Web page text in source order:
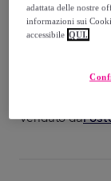
Recupero del
vedi le
Venduto da
adattata delle nostre
informazioni sui
accessibile QUI.